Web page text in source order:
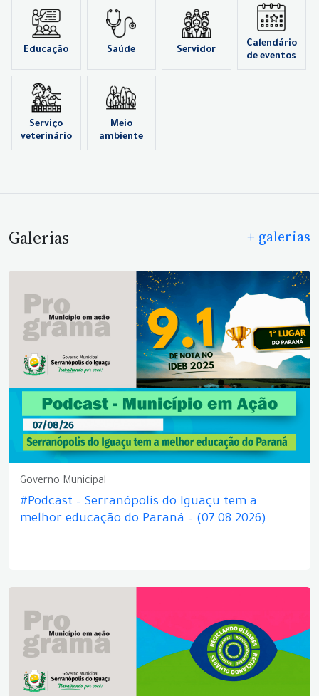
Educação Saúde Servidor
Calendário
de eventos
Serviço
veterinário
Meio
ambiente
Galerias + galerias
Governo Municipal
#Podcast – Serranópolis do Iguaçu tem a
melhor educação do Paraná – (07.08.2026)